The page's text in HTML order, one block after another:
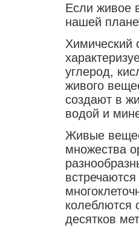
Если живое
нашей
Химический
углерод,
живого
создают в
водой и
Живые
множества
колеблются
десятков